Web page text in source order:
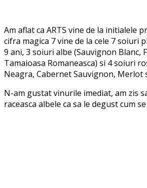
Am aflat ca ARTS vine de la initialele
cifra magica 7 vine de la cele 7 soiuri
9 ani, 3 soiuri albe (Sauvignon Blanc,
Tamaioasa Romaneasca) si 4 soiuri
Neagra, Cabernet Sauvignon, Merlot
N-am gustat vinurile imediat, am zis
raceasca albele ca sa le degust cum